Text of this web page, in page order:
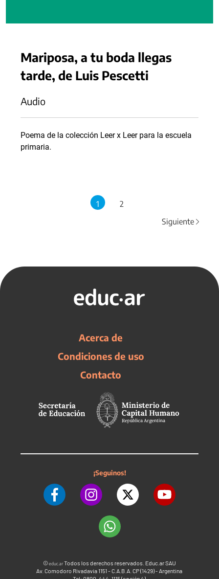
Mariposa, a tu boda llegas
tarde, de Luis Pescetti
Audio
Poema de la colección Leer x Leer para la escuela
primaria.
1
2
Siguiente
Acerca de
Condiciones de uso
Contacto
¡Seguinos!
©educ.arTodos los derechos reservados. Educ.ar SAU
Av. Comodoro Rivadavia 1151 - C.A.B.A. CP (1429) - Argentina